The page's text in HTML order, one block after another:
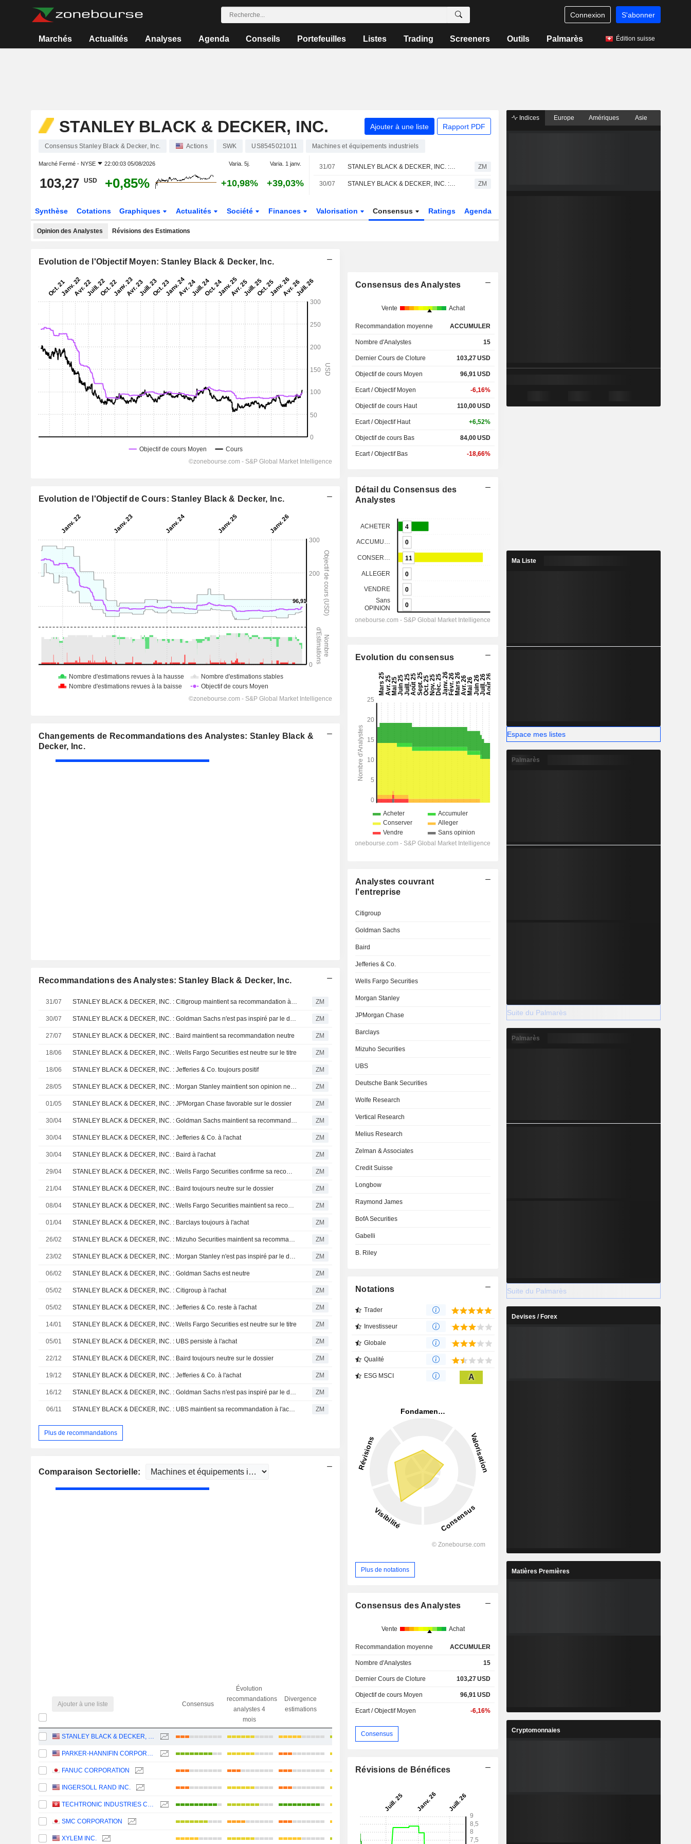
Connexion S'abonner
Marchés Actualités Analyses Agenda Conseils Portefeuilles Listes Trading Screeners Outils Palmarès Édition suisse
STANLEY BLACK & DECKER, INC. Ajouter à une liste Rapport PDF
Consensus Stanley Black & Decker, Inc. Actions SWK US8545021011 Machines et équipements industriels
Marché Fermé - NYSE 22:00:03 05/08/2026 Varia. 5j. Varia. 1 janv.
103,27 USD +0,85% +10,98% +39,03%
31/07 STANLEY BLACK & DECKER, INC. : Citigroup maintient sa recommandation à l'achat ZM
30/07 STANLEY BLACK & DECKER, INC. : Goldman Sachs n'est pas inspiré par le dossier ZM
Synthèse Cotations Graphiques Actualités Société Finances Valorisation Consensus Ratings Agenda
Opinion des Analystes Révisions des Estimations
Evolution de l'Objectif Moyen: Stanley Black & Decker, Inc.
Evolution de l'Objectif de Cours: Stanley Black & Decker, Inc.
Changements de Recommandations des Analystes: Stanley Black &
Decker, Inc.
Recommandations des Analystes: Stanley Black & Decker, Inc.
31/07 STANLEY BLACK & DECKER, INC. : Citigroup maintient sa recommandation à l'achat ZM
30/07 STANLEY BLACK & DECKER, INC. : Goldman Sachs n'est pas inspiré par le dossier ZM
27/07 STANLEY BLACK & DECKER, INC. : Baird maintient sa recommandation neutre ZM
18/06 STANLEY BLACK & DECKER, INC. : Wells Fargo Securities est neutre sur le titre ZM
18/06 STANLEY BLACK & DECKER, INC. : Jefferies & Co. toujours positif ZM
28/05 STANLEY BLACK & DECKER, INC. : Morgan Stanley maintient son opinion neutre ZM
01/05 STANLEY BLACK & DECKER, INC. : JPMorgan Chase favorable sur le dossier ZM
30/04 STANLEY BLACK & DECKER, INC. : Goldman Sachs maintient sa recommandation à l'achat ZM
30/04 STANLEY BLACK & DECKER, INC. : Jefferies & Co. à l'achat ZM
30/04 STANLEY BLACK & DECKER, INC. : Baird à l'achat ZM
29/04 STANLEY BLACK & DECKER, INC. : Wells Fargo Securities confirme sa recommandation neutre ZM
21/04 STANLEY BLACK & DECKER, INC. : Baird toujours neutre sur le dossier ZM
08/04 STANLEY BLACK & DECKER, INC. : Wells Fargo Securities maintient sa recommandation neutre ZM
01/04 STANLEY BLACK & DECKER, INC. : Barclays toujours à l'achat ZM
26/02 STANLEY BLACK & DECKER, INC. : Mizuho Securities maintient sa recommandation à l'achat ZM
23/02 STANLEY BLACK & DECKER, INC. : Morgan Stanley n'est pas inspiré par le dossier ZM
06/02 STANLEY BLACK & DECKER, INC. : Goldman Sachs est neutre ZM
05/02 STANLEY BLACK & DECKER, INC. : Citigroup à l'achat ZM
05/02 STANLEY BLACK & DECKER, INC. : Jefferies & Co. reste à l'achat ZM
14/01 STANLEY BLACK & DECKER, INC. : Wells Fargo Securities est neutre sur le titre ZM
05/01 STANLEY BLACK & DECKER, INC. : UBS persiste à l'achat ZM
22/12 STANLEY BLACK & DECKER, INC. : Baird toujours neutre sur le dossier ZM
19/12 STANLEY BLACK & DECKER, INC. : Jefferies & Co. à l'achat ZM
16/12 STANLEY BLACK & DECKER, INC. : Goldman Sachs n'est pas inspiré par le dossier ZM
06/11 STANLEY BLACK & DECKER, INC. : UBS maintient sa recommandation à l'achat ZM
Plus de recommandations
Comparaison Sectorielle:
Ajouter à une liste Consensus
Évolution
recommandations
analystes 4
mois
Divergence
estimations
Divergence
analystes
Ecart obj.
/ dr
STANLEY BLACK & DECKER, INC. -6,16%
PARKER-HANNIFIN CORPORATION
FANUC CORPORATION +15,01%
INGERSOLL RAND INC.
TECHTRONIC INDUSTRIES COMPANY LIMITED +9,66%
SMC CORPORATION +7,28%
XYLEM INC. +25,35%
Consensus des Analystes
Vente Achat
Recommandation moyenne ACCUMULER
Nombre d'Analystes 15
Dernier Cours de Cloture 103,27USD
Objectif de cours Moyen 96,91USD
Ecart / Objectif Moyen -6,16%
Objectif de cours Haut 110,00USD
Ecart / Objectif Haut +6,52%
Objectif de cours Bas 84,00USD
Ecart / Objectif Bas -18,66%
Détail du Consensus des
Analystes
Evolution du consensus
Analystes couvrant
l'entreprise
Citigroup
Goldman Sachs
Baird
Jefferies & Co.
Wells Fargo Securities
Morgan Stanley
JPMorgan Chase
Barclays
Mizuho Securities
UBS
Deutsche Bank Securities
Wolfe Research
Vertical Research
Melius Research
Zelman & Associates
Credit Suisse
Longbow
Raymond James
BofA Securities
Gabelli
B. Riley
Notations
Trader
Investisseur
Globale
Qualité
ESG MSCI A
Plus de notations
Consensus des Analystes
Vente Achat
Recommandation moyenne ACCUMULER
Nombre d'Analystes 15
Dernier Cours de Cloture 103,27USD
Objectif de cours Moyen 96,91USD
Ecart / Objectif Moyen -6,16%
Consensus
Révisions de Bénéfices
Indices Europe Amériques Asie
Ma Liste
Espace mes listes
Palmarès
Suite du Palmarès
Palmarès
Suite du Palmarès
Devises / Forex
Matières Premières
Cryptomonnaies